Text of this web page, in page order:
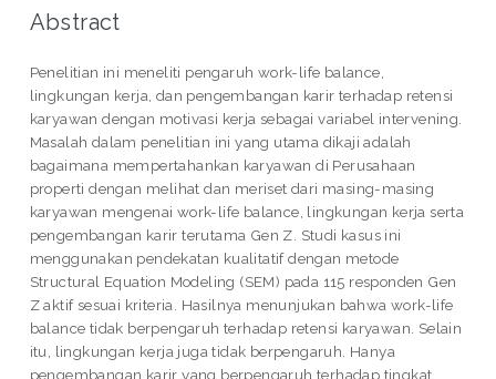
Abstract
Penelitian ini meneliti pengaruh work-life balance,
lingkungan kerja, dan pengembangan karir terhadap retensi
karyawan dengan motivasi kerja sebagai variabel intervening.
Masalah dalam penelitian ini yang utama dikaji adalah
bagaimana mempertahankan karyawan di Perusahaan
properti dengan melihat dan meriset dari masing-masing
karyawan mengenai work-life balance, lingkungan kerja serta
pengembangan karir terutama Gen Z. Studi kasus ini
menggunakan pendekatan kualitatif dengan metode
Structural Equation Modeling (SEM) pada 115 responden Gen
Z aktif sesuai kriteria. Hasilnya menunjukan bahwa work-life
balance tidak berpengaruh terhadap retensi karyawan. Selain
itu, lingkungan kerja juga tidak berpengaruh. Hanya
pengembangan karir yang berpengaruh terhadap tingkat